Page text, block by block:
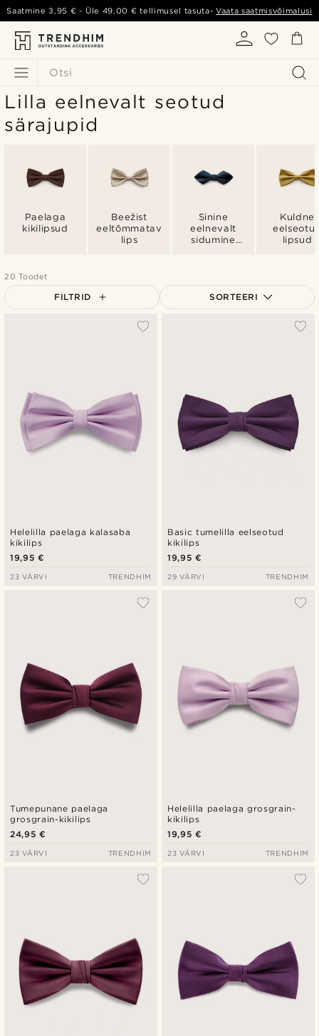
Otsi
Saatmine3,95 € - Üle 49,00 € tellimusel tasuta-Vaata saatmisvõimalusi
Lilla eelnevalt seotud
särajupid
Paelaga
kikilipsud
Beežist
eeltõmmatav
lips
Sinine
eelnevalt
sidumine
Kuldne
lipsud
20 Toodet
FILTRID SORTEERI
Helelilla paelaga kalasaba
kikilips
19,95 €
23 VÄRVI TRENDHIM
Basic tumelilla eelseotud
kikilips
19,95 €
29 VÄRVI TRENDHIM
Tumepunane paelaga
grosgrain-kikilips
24,95 €
23 VÄRVI TRENDHIM
Helelilla paelaga grosgrain-
kikilips
19,95 €
23 VÄRVI TRENDHIM